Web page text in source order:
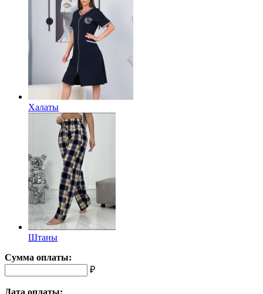
Халаты
Штаны
Сумма оплаты:
₽
Дата оплаты: